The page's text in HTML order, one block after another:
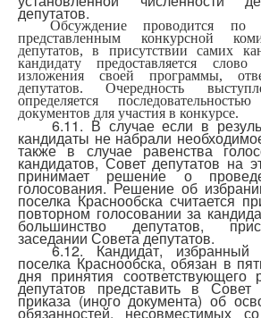
депутатов.
Обсуждение проводится по
представленным конкурсной
депутатов, в присутствии самих
кандидату предоставляется
изложения своей программы,
депутатов. Очередность
определяется
документов для участия в конкурсе.
6.11. В случае если в
кандидаты не набрали
также в случае равенства
кандидатов, Совет депутатов на
принимает решение о
голосования. Решение об
поселка Краснообска считается
повторном голосовании за
большинство депутатов,
заседании Совета депутатов.
6.12. Кандидат, избранный
поселка Краснообска, обязан в
дня принятия
депутатов представить в
приказа (иного документа) об
обязанностей, несовместимых